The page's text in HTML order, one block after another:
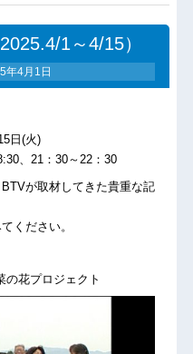
1～4/15）
年4月1日
日(火)
、21：30～22：30
が取材してきた貴重な記
ください。
の花プロジェクト